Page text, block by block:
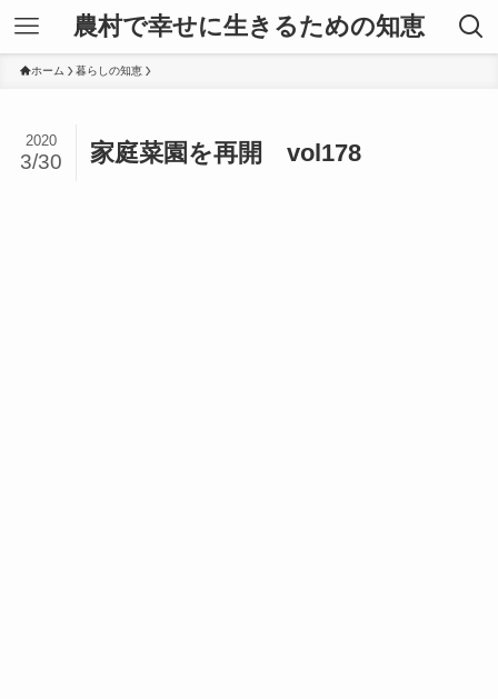
農村で幸せに生きるための知恵
ホーム 暮らしの知恵
家庭菜園を再開 vol178
2020
3/30